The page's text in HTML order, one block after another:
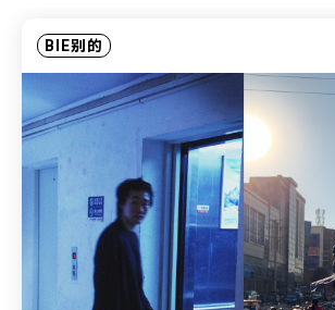
BIE别的